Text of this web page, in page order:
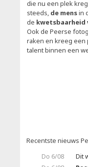
die nu een plek
steeds, de mensin
de kwetsbaarheid
Ook de Peerse
raken en kreeg een
talent binnen een
Recentste nieuws
Do 6/08
Dit